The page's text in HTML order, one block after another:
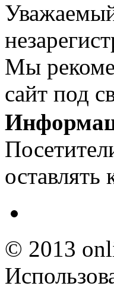
Мы
сайт под
© 2013